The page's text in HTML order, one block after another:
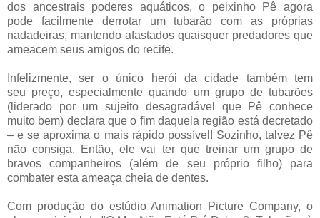
dos ancestrais poderes aquáticos, o peixinho Pê agora
pode facilmente derrotar um tubarão com as próprias
nadadeiras, mantendo afastados quaisquer predadores que
ameacem seus amigos do recife.
Infelizmente, ser o único herói da cidade também tem
seu preço, especialmente quando um grupo de tubarões
(liderado por um sujeito desagradável que Pê conhece
muito bem) declara que o fim daquela região está decretado
– e se aproxima o mais rápido possível! Sozinho, talvez Pê
não consiga. Então, ele vai ter que treinar um grupo de
bravos companheiros (além de seu próprio filho) para
combater esta ameaça cheia de dentes.
Com produção do estúdio Animation Picture Company, o